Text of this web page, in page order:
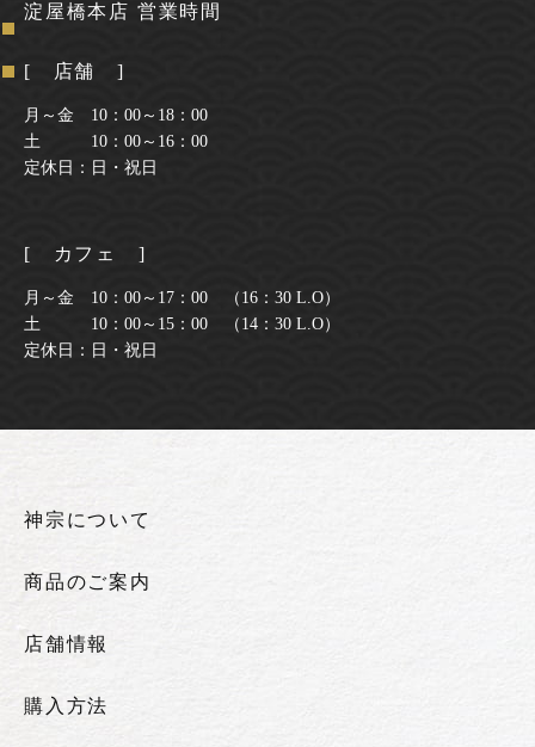
淀屋橋本店 営業時間
[ 店舗 ]
月～金 10：00～18：00
土 10：00～16：00
定休日：日・祝日
[ カフェ ]
月～金 10：00～17：00 （16：30 L.O）
土 10：00～15：00 （14：30 L.O）
定休日：日・祝日
神宗について
商品のご案内
店舗情報
購入方法